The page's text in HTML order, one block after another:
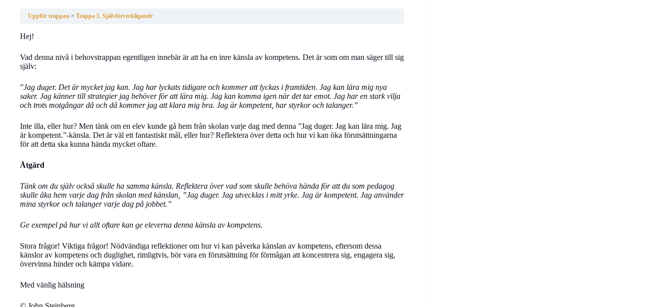
Uppför trappan Trappa 5. Självförverkligande
Hej!
Vad denna nivå i behovstrappan egentligen innebär är att ha en inre känsla av kompetens. Det är som om man säger till sig
själv:
”Jag duger. Det är mycket jag kan. Jag har lyckats tidigare och kommer att lyckas i framtiden. Jag kan lära mig nya
saker. Jag känner till strategier jag behöver för att lära mig. Jag kan komma igen när det tar emot. Jag har en stark vilja
och trots motgångar då och då kommer jag att klara mig bra. Jag är kompetent, har styrkor och talanger.”
Inte illa, eller hur? Men tänk om en elev kunde gå hem från skolan varje dag med denna ”Jag duger. Jag kan lära mig. Jag
är kompetent.”-känsla. Det är väl ett fantastiskt mål, eller hur? Reflektera över detta och hur vi kan öka förutsättningarna
för att detta ska kunna hända mycket oftare.
Åtgärd
Tänk om du själv också skulle ha samma känsla. Reflektera över vad som skulle behöva hända för att du som pedagog
skulle åka hem varje dag från skolan med känslan, ”Jag duger. Jag utvecklas i mitt yrke. Jag är kompetent. Jag använder
mina styrkor och talanger varje dag på jobbet.”
Ge exempel på hur vi allt oftare kan ge eleverna denna känsla av kompetens.
Stora frågor! Viktiga frågor! Nödvändiga reflektioner om hur vi kan påverka känslan av kompetens, eftersom dessa
känslor av kompetens och duglighet, rimligtvis, bör vara en förutsättning för förmågan att koncentrera sig, engagera sig,
övervinna hinder och kämpa vidare.
Med vänlig hälsning